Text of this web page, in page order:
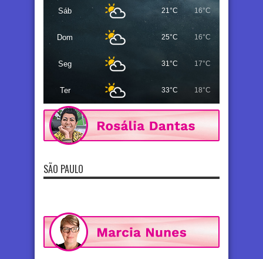
Sáb 21°C 16°C
Dom 25°C 16°C
Seg 31°C 17°C
Ter 33°C 18°C
SÃO PAULO